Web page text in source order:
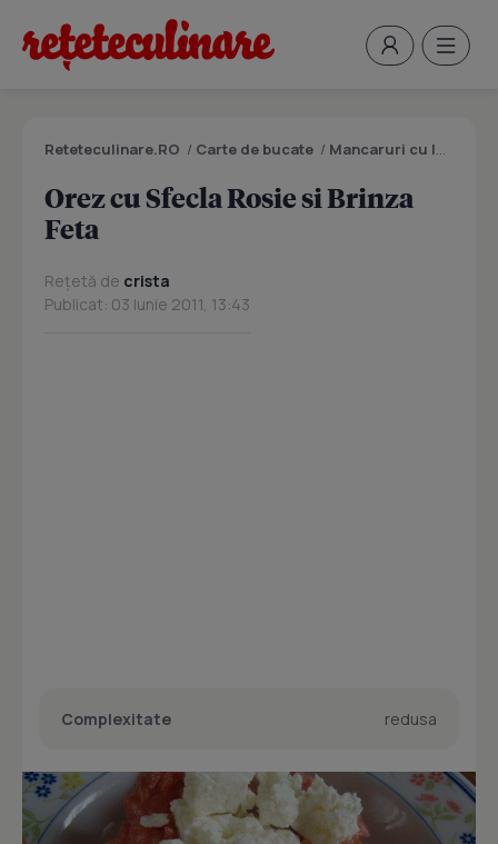
Reteteculinare.RO / Carte de bucate / Mancaruri cu legume si zarzavaturi
Orez cu Sfecla Rosie si Brinza
Feta
Rețetă de crista
Publicat: 03 Iunie 2011, 13:43
Complexitate redusa